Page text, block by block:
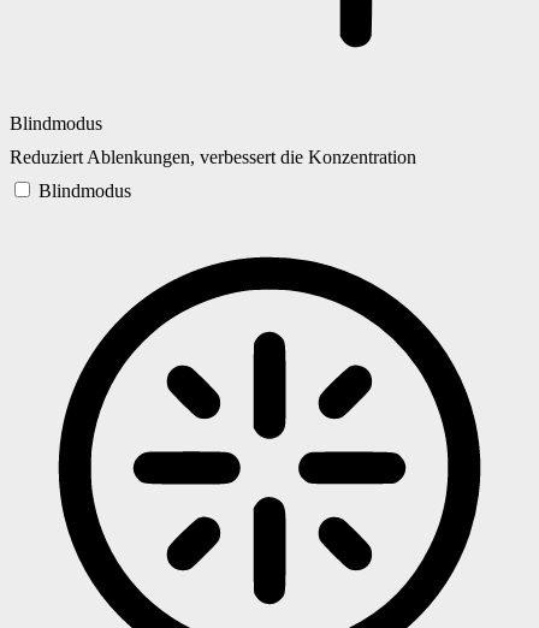
Blindmodus
Reduziert Ablenkungen, verbessert die Konzentration
Blindmodus